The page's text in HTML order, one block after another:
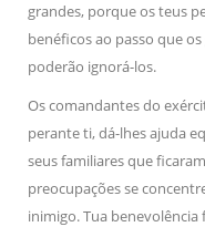
grandes, porque os teus
benéficos ao passo que
poderão ignorá-los.
Os comandantes do
perante ti, dá-lhes ajuda
seus familiares que
preocupações se
inimigo. Tua benevolência